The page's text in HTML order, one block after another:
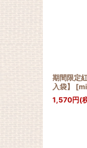
期間限定
入袋】
[
1,570円(